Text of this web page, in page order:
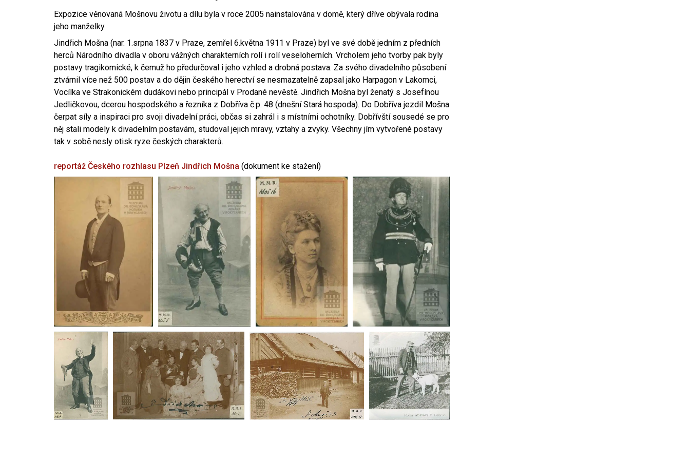
Expozice věnovaná Mošnovu životu a dílu byla v roce 2005 nainstalována v domě, který dříve obývala rodina
jeho manželky.
Jindřich Mošna (nar. 1.srpna 1837 v Praze, zemřel 6.května 1911 v Praze) byl ve své době jedním z předních
herců Národního divadla v oboru vážných charakterních rolí i rolí veseloherních. Vrcholem jeho tvorby pak byly
postavy tragikomické, k čemuž ho předurčoval i jeho vzhled a drobná postava. Za svého divadelního působení
ztvárnil více než 500 postav a do dějin českého herectví se nesmazatelně zapsal jako Harpagon v Lakomci,
Vocílka ve Strakonickém dudákovi nebo principál v Prodané nevěstě. Jindřich Mošna byl ženatý s Josefínou
Jedličkovou, dcerou hospodského a řezníka z Dobříva č.p. 48 (dnešní Stará hospoda). Do Dobříva jezdil Mošna
čerpat síly a inspiraci pro svoji divadelní práci, občas si zahrál i s místními ochotníky. Dobřívští sousedé se pro
něj stali modely k divadelním postavám, studoval jejich mravy, vztahy a zvyky. Všechny jím vytvořené postavy
tak v sobě nesly otisk ryze českých charakterů.
reportáž Českého rozhlasu Plzeň Jindřich Mošna (dokument ke stažení)